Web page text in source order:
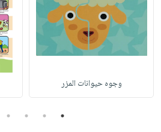
وجوه حيوانات المزر
1
2
3
4